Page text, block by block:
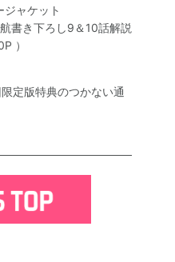
ャケット
書き下ろし9＆10話解説
）
定版特典のつかない通